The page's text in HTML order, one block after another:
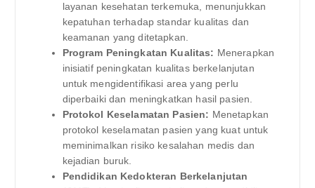
layanan kesehatan terkemuka, menunjukkan
kepatuhan terhadap standar kualitas dan
keamanan yang ditetapkan.
Program Peningkatan Kualitas: Menerapkan
inisiatif peningkatan kualitas berkelanjutan
untuk mengidentifikasi area yang perlu
diperbaiki dan meningkatkan hasil pasien.
Protokol Keselamatan Pasien: Menetapkan
protokol keselamatan pasien yang kuat untuk
meminimalkan risiko kesalahan medis dan
kejadian buruk.
Pendidikan Kedokteran Berkelanjutan